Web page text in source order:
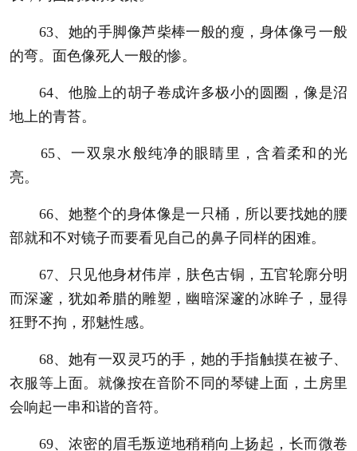
63、她的手脚像芦柴棒一般的瘦，身体像弓一般
的弯。面色像死人一般的惨。
64、他脸上的胡子卷成许多极小的圆圈，像是沼
地上的青苔。
65、一双泉水般纯净的眼睛里，含着柔和的光
亮。
66、她整个的身体像是一只桶，所以要找她的腰
部就和不对镜子而要看见自己的鼻子同样的困难。
67、只见他身材伟岸，肤色古铜，五官轮廓分明
而深邃，犹如希腊的雕塑，幽暗深邃的冰眸子，显得
狂野不拘，邪魅性感。
68、她有一双灵巧的手，她的手指触摸在被子、
衣服等上面。就像按在音阶不同的琴键上面，土房里
会响起一串和谐的音符。
69、浓密的眉毛叛逆地稍稍向上扬起，长而微卷